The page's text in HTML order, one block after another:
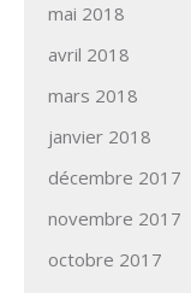
mai 2018
avril 2018
mars 2018
janvier 2018
décembre 2017
novembre 2017
octobre 2017